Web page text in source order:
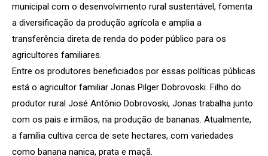
municipal com o desenvolvimento rural sustentável, fomenta
a diversificação da produção agrícola e amplia a
transferência direta de renda do poder público para os
agricultores familiares.
Entre os produtores beneficiados por essas políticas públicas
está o agricultor familiar Jonas Pilger Dobrovoski. Filho do
produtor rural José Antônio Dobrovoski, Jonas trabalha junto
com os pais e irmãos, na produção de bananas. Atualmente,
a família cultiva cerca de sete hectares, com variedades
como banana nanica, prata e maçã.